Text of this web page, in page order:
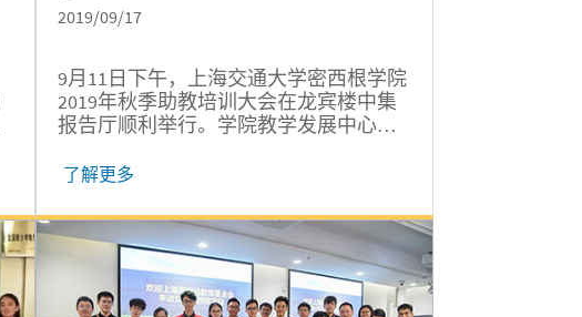
2019/09/17
9月11日下午，上海交通大学密西根学院
2019年秋季助教培训大会在龙宾楼中集
报告厅顺利举行。学院教学发展中心主
训员和83位新助教出席会议。会议由助
了解更多